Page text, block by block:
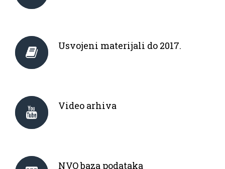
Usvojeni materijali do 2017.
Video arhiva
NVO baza podataka